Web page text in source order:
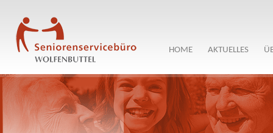
HOME AKTUELLES